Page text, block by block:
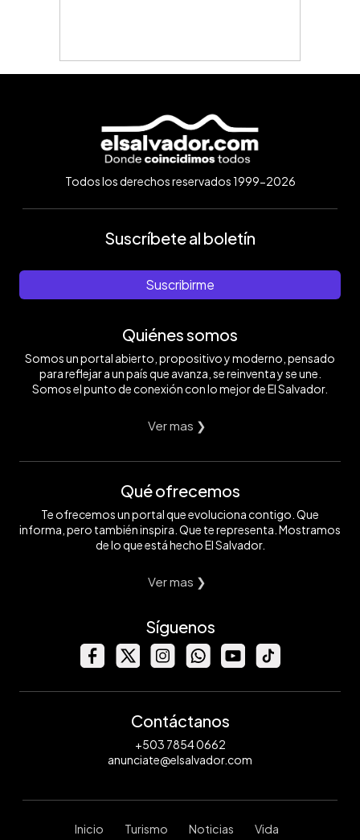
Todos los derechos reservados 1999-2026
Suscríbete al boletín
Suscribirme
Quiénes somos
Somos un portal abierto, propositivo y moderno, pensado
para reflejar a un país que avanza, se reinventa y se une.
Somos el punto de conexión con lo mejor de El Salvador.
Ver mas ❯
Qué ofrecemos
Te ofrecemos un portal que evoluciona contigo. Que
informa, pero también inspira. Que te representa. Mostramos
de lo que está hecho El Salvador.
Ver mas ❯
Síguenos
Contáctanos
+503 7854 0662
anunciate@elsalvador.com
Inicio Turismo Noticias Vida